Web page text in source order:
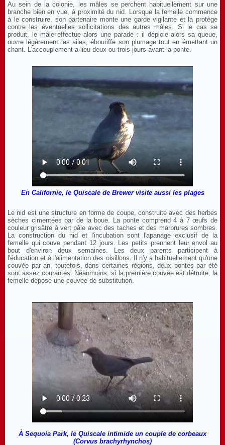
Au sein de la colonie, les mâles se perchent habituellement sur une
branche bien en vue, à proximité du nid. Lorsque la femelle commence
à le construire, son partenaire monte une garde vigilante et la protège
contre les éventuelles sollicitations des autres mâles. Si le cas se
produit, le mâle effectue alors une parade : il déploie alors sa queue,
ouvre légèrement les ailes, ébouriffe son plumage tout en émettant un
chant. L'accouplement a lieu deux ou trois jours avant la ponte.
En Californie, le Quiscale de Brewer visite aussi les plages
Le nid est une structure en forme de coupe, construite avec des herbes
sèches cimentées par de la boue. La ponte comprend 4 à 7 œufs de
couleur grisâtre à vert pâle avec des taches et des marbrures sombres.
La construction du nid et l'incubation sont l'apanage exclusif de la
femelle qui couve pendant 12 jours. Les petits prennent leur envol au
bout d'environ deux semaines. Les deux parents participent à
l'éducation et à l'alimentation des oisillons. Il n'y a habituellement qu'une
couvée par an, toutefois, dans certaines régions, deux pontes par été
sont assez courantes. Néanmoins, si la première couvée est détruite, la
femelle dépose une couvée de substitution.
À Sequoia Park, le Quiscale intimide un couple de corbeaux
(Corvus brachyrhynchos)